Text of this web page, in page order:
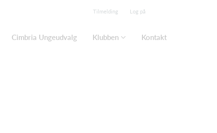
Tilmelding Log på
Cimbria Ungeudvalg Klubben Kontakt